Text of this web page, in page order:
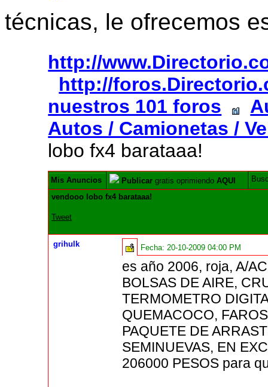
técnicas, le ofrecemos
http://
http://
nuestros 101 foros
Autos / Camionetas /
lobo fx4 barataaa!
Mis Anuncios Publicar gratis oprimiendoAQUI
vendooo lobo fx4 barataaa!
Tweet
grihulk Fecha:20-10-2009 04:00 PM
es año 2006, roja, A/
BOLSAS DE AIRE,
TERMOMETRO
QUEMACOCO,
PAQUETE DE
SEMINUEVAS, EN
206000 PESOS para